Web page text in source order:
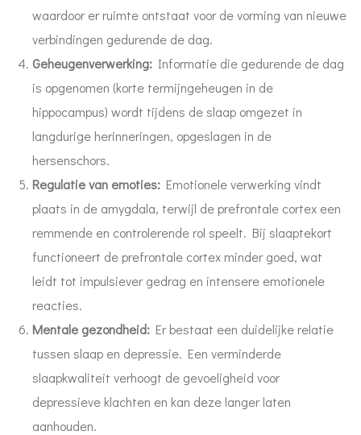
waardoor er ruimte ontstaat voor de vorming van nieuwe
verbindingen gedurende de dag.
Geheugenverwerking: Informatie die gedurende de dag
is opgenomen (korte termijngeheugen in de
hippocampus) wordt tijdens de slaap omgezet in
langdurige herinneringen, opgeslagen in de
hersenschors.
Regulatie van emoties: Emotionele verwerking vindt
plaats in de amygdala, terwijl de prefrontale cortex een
remmende en controlerende rol speelt. Bij slaaptekort
functioneert de prefrontale cortex minder goed, wat
leidt tot impulsiever gedrag en intensere emotionele
reacties.
Mentale gezondheid: Er bestaat een duidelijke relatie
tussen slaap en depressie. Een verminderde
slaapkwaliteit verhoogt de gevoeligheid voor
depressieve klachten en kan deze langer laten
aanhouden.